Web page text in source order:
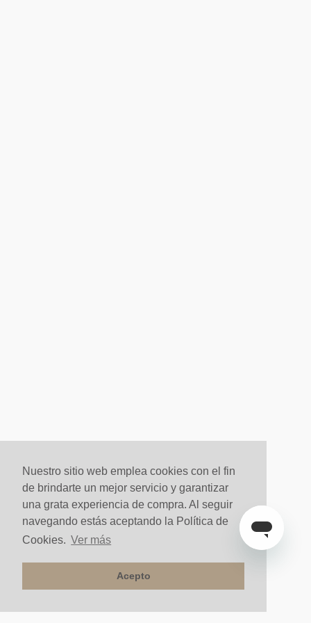
Nuestro sitio web emplea cookies con el fin
de brindarte un mejor servicio y garantizar
una grata experiencia de compra. Al seguir
navegando estás aceptando la Política de
Cookies. Ver más
Acepto